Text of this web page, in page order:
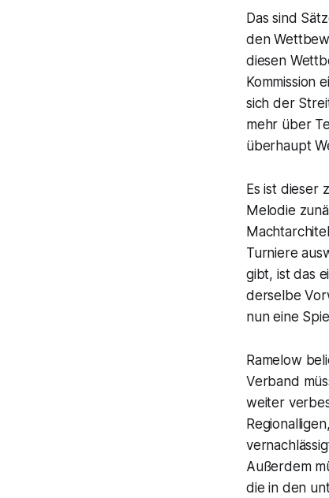
Das sind
den
diesen
Kommission
sich der
mehr über
überhaupt
Es ist dieser
Melodie
Turniere
gibt, ist das
derselbe
nun eine
Ramelow
Verband
weiter
Außerdem
die in den